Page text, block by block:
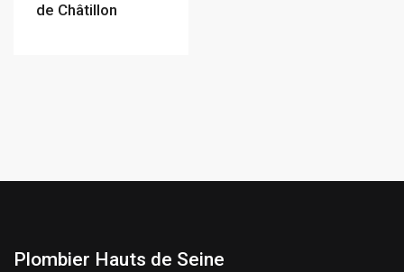
de Châtillon
Plombier Hauts de Seine